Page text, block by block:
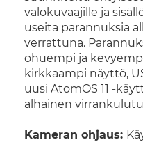
valokuvaajille ja
useita parannuksia
verrattuna.
ohuempi ja
kirkkaampi näyttö,
uusi AtomOS 11 -
alhainen
Kameran ohjaus: